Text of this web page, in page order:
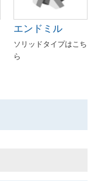
エンドミル
ソリッドタイプはこち
ら